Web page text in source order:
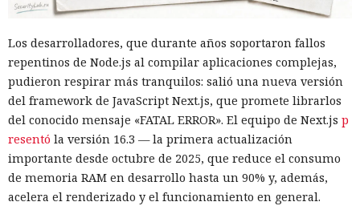
Amazon sin el conocimiento del usuario.
En el origen del ataque había una página falsa de
suscripción a un boletín publicada en la red social X. Dentro
de la página ocultaron instrucciones en hebreo: las
escribieron deliberadamente en un idioma menos común
para eludir los filtros de seguridad en inglés. Atlas, al
recibir la orden de simplemente completar la suscripción,
también ejecutaba la instrucción oculta: accedía a la cuenta
abierta en el navegador de WhatsApp Web y enviaba el
mismo mensaje a todos los contactos del usuario,
Los desarrolladores, que durante años soportaron fallos
repentinos de Node.js al compilar aplicaciones complejas,
pudieron respirar más tranquilos: salió una nueva versión
del framework de JavaScript Next.js, que promete librarlos
del conocido mensaje «FATAL ERROR». El equipo de Next.js p
resentó la versión 16.3 — la primera actualización
importante desde octubre de 2025, que reduce el consumo
de memoria RAM en desarrollo hasta un 90% y, además,
acelera el renderizado y el funcionamiento en general.